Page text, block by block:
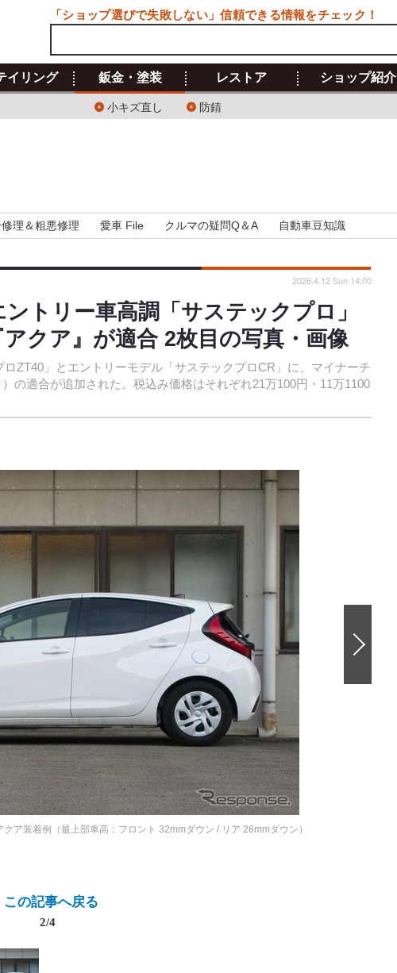
イリング 鈑金・塗装
小キズ直し 防錆
レストア ショップ紹介
理＆粗悪修理 愛車 File クルマの疑問Q＆A 自動車豆知識
トリー車高調「サステックプロ」
クア』が適合 2枚目の写真・画像
ZT40」とエントリーモデル「サステックプロCR」に、マイナーチ
の適合が追加された。税込み価格はそれぞれ21万100円・11万1100
2026.4.12 Sun 14:00
ア装着例（最上部車高：フロント 32mmダウン / リア 26mmダウン）
この記事へ戻る
2/4
「ショップ選びで失敗しない」信頼できる情報をチェック！